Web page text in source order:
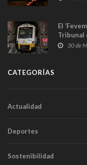
El
Tribunal
30 de
CATEGORÍAS
Actualidad
Deportes
Sostenibilidad